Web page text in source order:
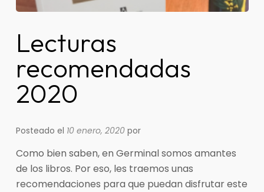
Lecturas
recomendadas
2020
Posteado el 10 enero, 2020por
Como bien saben, en Germinal somos amantes
de los libros. Por eso, les traemos unas
recomendaciones para que puedan disfrutar este